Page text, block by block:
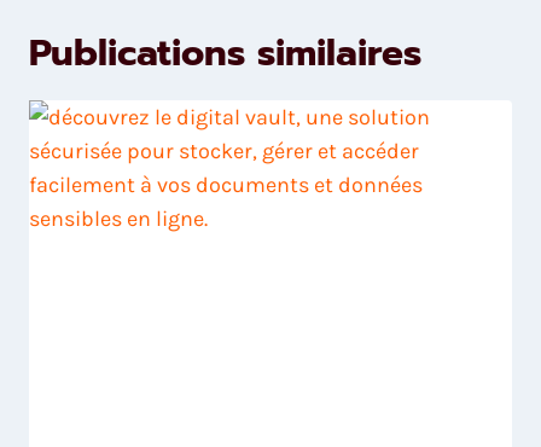
Publications similaires